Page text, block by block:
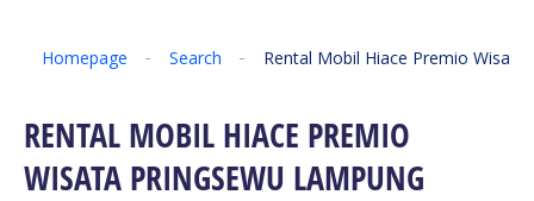
Homepage Search Rental Mobil Hiace Premio Wisata
RENTAL MOBIL HIACE PREMIO
WISATA PRINGSEWU LAMPUNG